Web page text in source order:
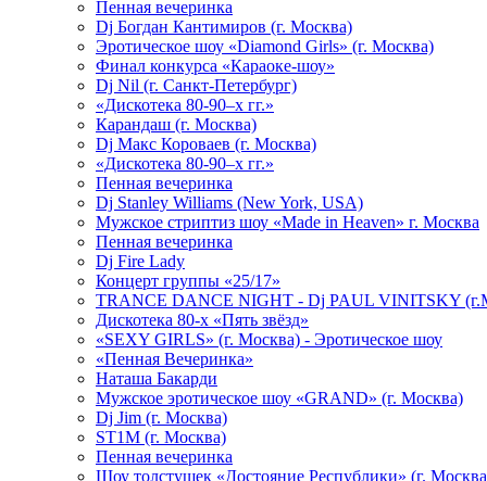
Пенная вечеринка
Dj Богдан Кантимиров (г. Москва)
Эротическое шоу «Diamond Girls» (г. Москва)
Финал конкурса «Караоке-шоу»
Dj Nil (г. Санкт-Петербург)
«Дискотека 80-90–х гг.»
Карандаш (г. Москва)
Dj Макс Короваев (г. Москва)
«Дискотека 80-90–х гг.»
Пенная вечеринка
Dj Stanley Williams (New York, USA)
Мужское стриптиз шоу «Made in Heaven» г. Москва
Пенная вечеринка
Dj Fire Lady
Концерт группы «25/17»
TRANCE DANCE NIGHT - Dj PAUL VINITSKY
Дискотека 80-х «Пять звёзд»
«SEXY GIRLS» (г. Москва) - Эротическое шоу
«Пенная Вечеринка»
Hаташа Бакарди
Мужское эротическое шоу «GRAND» (г. Москва)
Dj Jim (г. Москва)
ST1M (г. Москва)
Пенная вечеринка
Шоу толстушек «Достояние Республики» (г.